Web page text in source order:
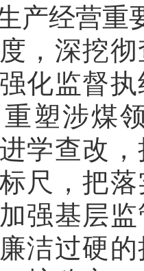
产经营重
，深挖
化监督
塑涉煤
学查改
尺，把
强基层
洁过硬